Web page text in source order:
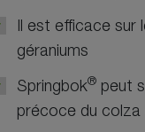
Il est efficace sur
géraniums
Springbok® peut
précoce du colza